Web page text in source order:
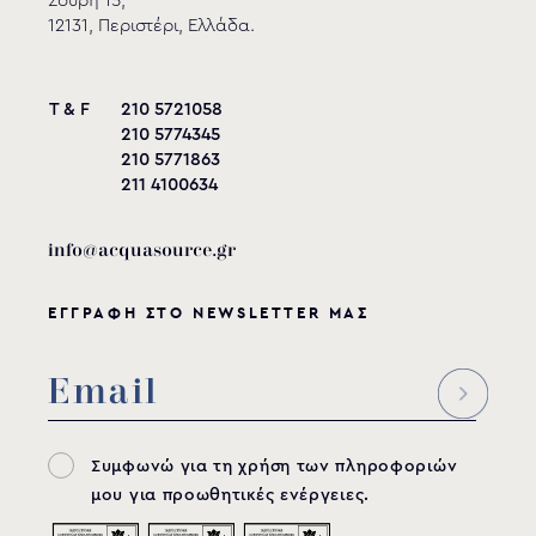
Hayward
12131, Περιστέρι, Ελλάδα.
T & F
210 5721058
210 5774345
210 5771863
211 4100634
info@acquasource.gr
ΕΓΓΡΑΦΗ ΣΤΟ NEWSLETTER ΜΑΣ
Συμφωνώ για τη χρήση των πληροφοριών
μου για προωθητικές ενέργειες.